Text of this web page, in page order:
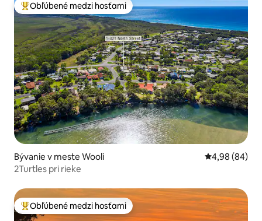
Najobľúbenejšie medzi hosťami
Obľúbené medzi hosťami
Bývanie v meste Wooli Priemerné
4,98 (84)
2Turtles pri rieke
Najobľúbenejšie medzi hosťami
Obľúbené medzi hosťami